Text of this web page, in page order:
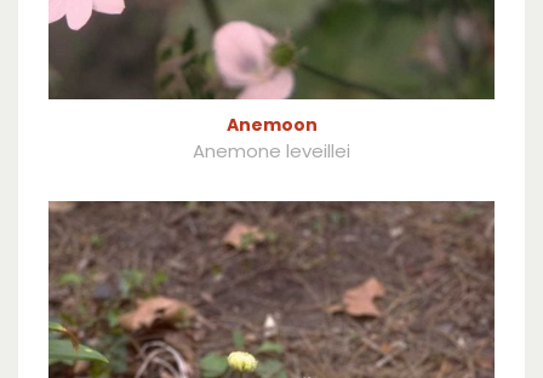
Anemoon
Anemone leveillei